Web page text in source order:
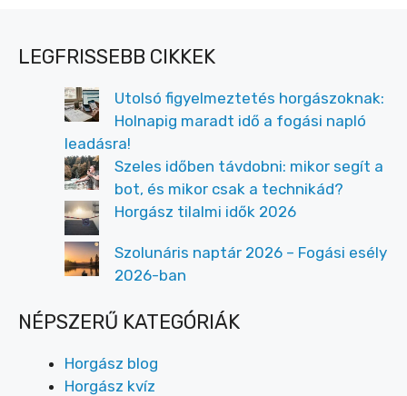
LEGFRISSEBB CIKKEK
Utolsó figyelmeztetés horgászoknak:
Holnapig maradt idő a fogási napló
leadásra!
Szeles időben távdobni: mikor segít a
bot, és mikor csak a technikád?
Horgász tilalmi idők 2026
Szolunáris naptár 2026 – Fogási esély
2026-ban
NÉPSZERŰ KATEGÓRIÁK
Horgász blog
Horgász kvíz